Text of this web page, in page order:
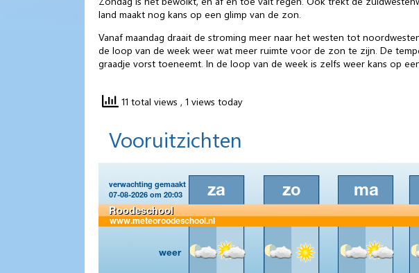
land maakt nog kans op een glimp van de zon.
Vanaf maandag draait de stroming meer naar het westen tot
de loop van de week weer wat meer ruimte voor de zon te zijn. De
graadje vorst toeneemt. In de loop van de week is zelfs weer kans op
11 total views , 1 views today
Vooruitzichten